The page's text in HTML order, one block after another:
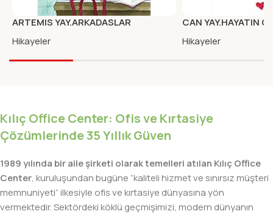
ARTEMIS YAY.ARKADASLAR
Hikayeler
CAN YAY.HAYATIN
Hikayeler
Kılıç Office Center: Ofis ve Kırtasiye
Çözümlerinde 35 Yıllık Güven
1989 yılında bir aile şirketi olarak temelleri atılan Kılıç Office
Center, kuruluşundan bugüne “kaliteli hizmet ve sınırsız müşteri
memnuniyeti” ilkesiyle ofis ve kırtasiye dünyasına yön
vermektedir. Sektördeki köklü geçmişimizi, modern dünyanın